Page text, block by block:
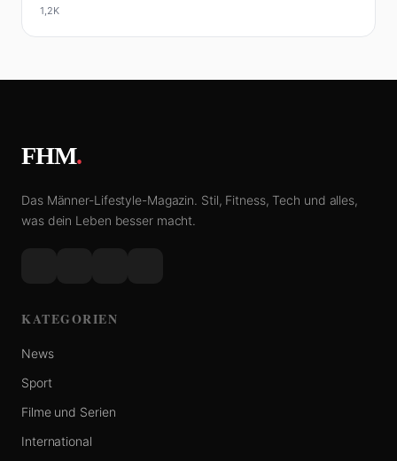
1,2K
FHM.
Das Männer-Lifestyle-Magazin. Stil, Fitness, Tech und alles,
was dein Leben besser macht.
KATEGORIEN
News
Sport
Filme und Serien
International